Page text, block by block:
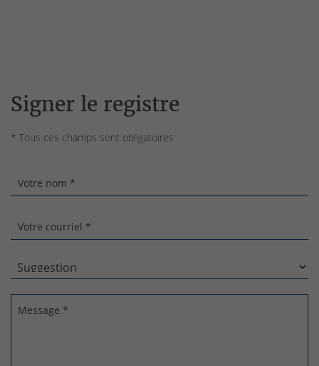
Signer le registre
* Tous ces champs sont obligatoires
Votre nom *
Votre courriel *
Message *